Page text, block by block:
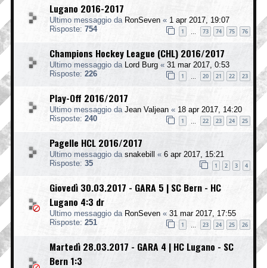
Lugano 2016-2017
Ultimo messaggio da RonSeven « 1 apr 2017, 19:07
Risposte: 754 1 73 74 75 76
Champions Hockey League (CHL) 2016/2017
Ultimo messaggio da Lord Burg « 31 mar 2017, 0:53
Risposte: 226 1 20 21 22 23
Play-Off 2016/2017
Ultimo messaggio da Jean Valjean « 18 apr 2017, 14:20
Risposte: 240 1 22 23 24 25
Pagelle HCL 2016/2017
Ultimo messaggio da snakebill « 6 apr 2017, 15:21
Risposte: 35 1 2 3 4
Giovedì 30.03.2017 - GARA 5 | SC Bern - HC
Lugano 4:3 dr
Ultimo messaggio da RonSeven « 31 mar 2017, 17:55
Risposte: 251 1 23 24 25 26
Martedì 28.03.2017 - GARA 4 | HC Lugano - SC
Bern 1:3